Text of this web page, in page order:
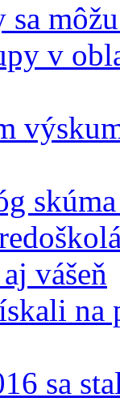
v
vášeň
na
sa